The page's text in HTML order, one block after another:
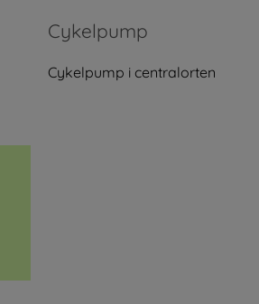
Cykelpump
Cykelpump i centralorten